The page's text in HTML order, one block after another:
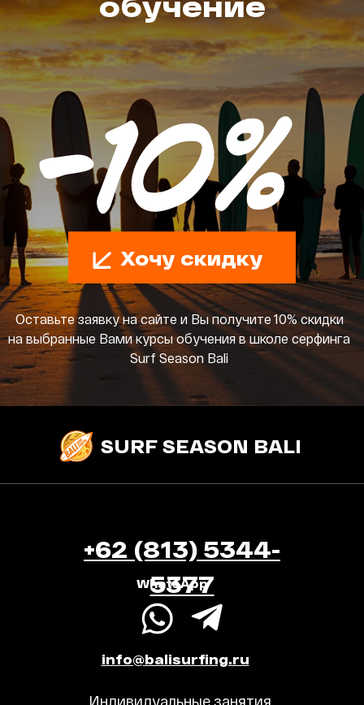
Хочу скидку
Оставьте заявку на сайте и Вы получите 10% скидки
на выбранные Вами курсы обучения в школе серфинга
Surf Season Bali
SURF SEASON BALI
+62 (813) 5344-
5377
info@balisurfing.ru
Индивидуальные занятия
WhatsApp